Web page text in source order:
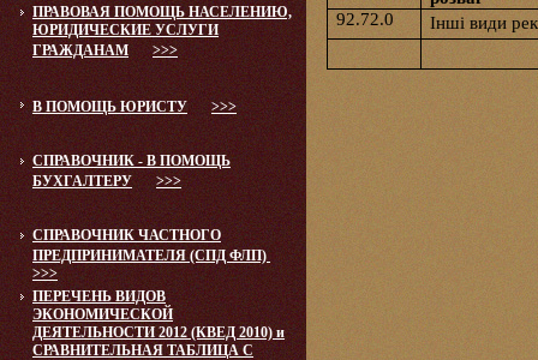
ПРАВОВАЯ ПОМОЩЬ НАСЕЛЕНИЮ,
ЮРИДИЧЕСКИЕ УСЛУГИ
ГРАЖДАНАМ
>>>
В ПОМОЩЬ ЮРИСТУ >>>
СПРАВОЧНИК - В ПОМОЩЬ
БУХГАЛТЕРУ
>>>
СПРАВОЧНИК ЧАСТНОГО
ПРЕДПРИНИМАТЕЛЯ (СПД ФЛП)
>>>
ПЕРЕЧЕНЬ ВИДОВ
ЭКОНОМИЧЕСКОЙ
ДЕЯТЕЛЬНОСТИ 2012 (КВЕД 2010) и
СРАВНИТЕЛЬНАЯ ТАБЛИЦА С
92.72.0
Інші види